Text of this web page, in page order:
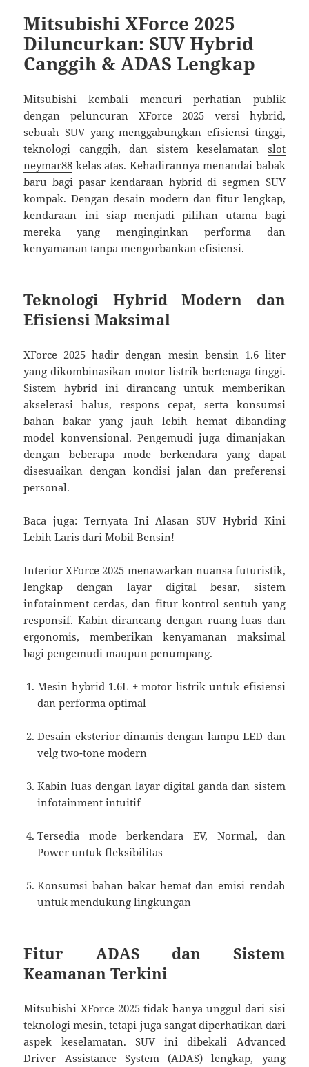
Mitsubishi XForce 2025
Diluncurkan: SUV Hybrid
Canggih & ADAS Lengkap
Mitsubishi kembali mencuri perhatian publik
dengan peluncuran XForce 2025 versi hybrid,
sebuah SUV yang menggabungkan efisiensi tinggi,
teknologi canggih, dan sistem keselamatan slot
neymar88 kelas atas. Kehadirannya menandai babak
baru bagi pasar kendaraan hybrid di segmen SUV
kompak. Dengan desain modern dan fitur lengkap,
kendaraan ini siap menjadi pilihan utama bagi
mereka yang menginginkan performa dan
kenyamanan tanpa mengorbankan efisiensi.
Teknologi Hybrid Modern dan
Efisiensi Maksimal
XForce 2025 hadir dengan mesin bensin 1.6 liter
yang dikombinasikan motor listrik bertenaga tinggi.
Sistem hybrid ini dirancang untuk memberikan
akselerasi halus, respons cepat, serta konsumsi
bahan bakar yang jauh lebih hemat dibanding
model konvensional. Pengemudi juga dimanjakan
dengan beberapa mode berkendara yang dapat
disesuaikan dengan kondisi jalan dan preferensi
personal.
Baca juga: Ternyata Ini Alasan SUV Hybrid Kini
Lebih Laris dari Mobil Bensin!
Interior XForce 2025 menawarkan nuansa futuristik,
lengkap dengan layar digital besar, sistem
infotainment cerdas, dan fitur kontrol sentuh yang
responsif. Kabin dirancang dengan ruang luas dan
ergonomis, memberikan kenyamanan maksimal
bagi pengemudi maupun penumpang.
Mesin hybrid 1.6L + motor listrik untuk efisiensi
dan performa optimal
Desain eksterior dinamis dengan lampu LED dan
velg two-tone modern
Kabin luas dengan layar digital ganda dan sistem
infotainment intuitif
Tersedia mode berkendara EV, Normal, dan
Power untuk fleksibilitas
Konsumsi bahan bakar hemat dan emisi rendah
untuk mendukung lingkungan
Fitur ADAS dan Sistem
Keamanan Terkini
Mitsubishi XForce 2025 tidak hanya unggul dari sisi
teknologi mesin, tetapi juga sangat diperhatikan dari
aspek keselamatan. SUV ini dibekali Advanced
Driver Assistance System (ADAS) lengkap, yang